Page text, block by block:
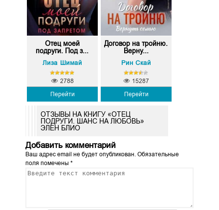
Отец моей
подруги. Под з...
Лиза Шимай
Перейти
2788
Договор на тройню.
Верну...
Рин Скай
Перейти
15287
ОТЗЫВЫ НА КНИГУ «ОТЕЦ
ПОДРУГИ. ШАНС НА ЛЮБОВЬ»
ЭЛЕН БЛИО
Добавить комментарий
Ваш адрес email не будет опубликован.Обязательные
поля помечены *